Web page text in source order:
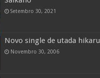
Setembro 30, 2021
Novo single de utada hikaru
Novembro 30, 2006